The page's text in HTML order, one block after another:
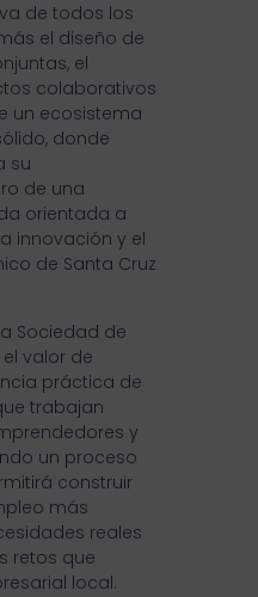
de todos los
el diseño de
el
colaborativos
un ecosistema
donde
su
de una
orientada a
innovación y el
de Santa Cruz
Sociedad de
valor de
práctica de
trabajan
y
un proceso
construir
más
reales
retos que
local.